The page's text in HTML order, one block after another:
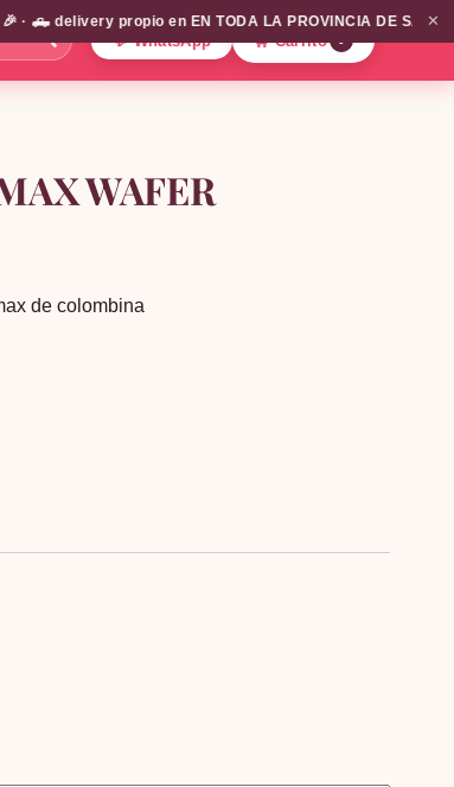
🛻 delivery propio en EN TODA LA PROVINCIA DE ✕
🔍 💬 WhatsApp 🛒 Carrito
WAFER
de colombina